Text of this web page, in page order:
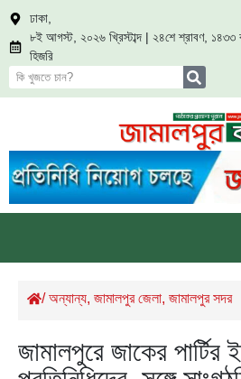
ঢাকা,
৮ই আগস্ট, ২০২৬ খ্রিস্টাব্দ | ২৪শে শ্রাবণ, ১৪৩৩
হিজরি
/অন্যান্য, জামালপুর জেলা, জামালপুর সদর
জামালপুরে জাকের পার্টির